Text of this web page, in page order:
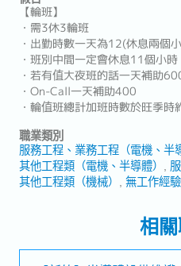
【輪班】
・需3休3輪班
・出勤時數一天為12(休息兩個
・班別中間一定會休息11個小時
・若有值大夜班的話一天補助
・On-Call一天補助400
・輪值班總計加班時數於旺季時
職業類別
服務工程、業務工程（電機、半
其他工程類（電機、半導體）
其他工程類（機械）
無工作經
相